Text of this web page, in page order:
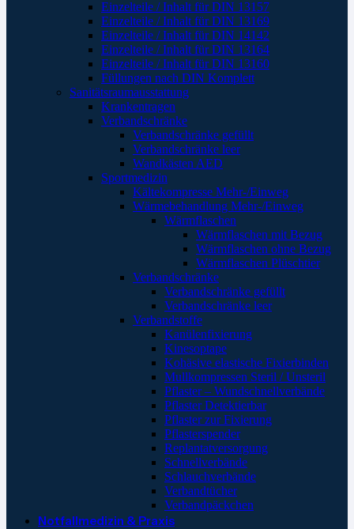
Einzelteile / Inhalt für DIN 13157
Einzelteile / Inhalt für DIN 13169
Einzelteile / Inhalt für DIN 14142
Einzelteile / Inhalt für DIN 13164
Einzelteile / Inhalt für DIN 13160
Füllungen nach DIN Komplett
Sanitätsraumausstattung
Krankentragen
Verbandschränke
Verbandschränke gefüllt
Verbandschränke leer
Wandkästen AED
Sportmedizin
Kältekompresse Mehr-/Einweg
Wärmebehandlung Mehr-/Einweg
Wärmflaschen
Wärmflaschen mit Bezug
Wärmflaschen ohne Bezug
Wärmflaschen Plüschtier
Verbandschränke
Verbandschränke gefüllt
Verbandschränke leer
Verbandstoffe
Kanülenfixierung
Kinesoptape
Kohäsive elastische Fixierbinden
Mullkompressen Steril / Unsteril
Pflaster – Wundschnellverbände
Pflaster Detektierbar
Pflaster zur Fixierung
Pflasterspender
Replantatversorgung
Schnellverbände
Schlauchverbände
Verbandtücher
Verbandpäckchen
Notfallmedizin & Praxis